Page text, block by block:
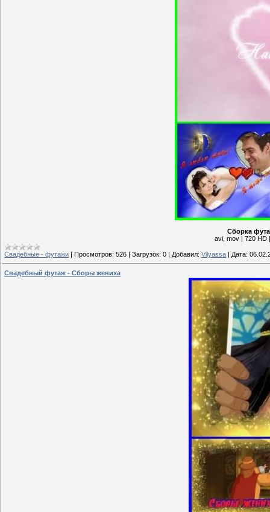
Сборка
avi, mov | 720 HD
Свадебные - футажи Просмотров: 526 Загрузок: 0 Добавил: Vilyassa Дата:
Свадебный футаж - Сборы жениха